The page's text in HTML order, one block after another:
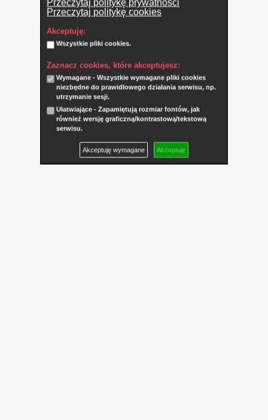
Przeczytaj politykę prywatności
Przeczytaj politykę cookies
Akceptuję:
Wszystkie pliki cookies.
Zaznacz cookies, które akceptujesz:
Wymagane - Wszystkie wymagane pliki cookies
niezbędne do prawidłowego działania serwisu, np.
utrzymanie sesji.
Ułatwiające - Zapamiętują rozmiar fontów, jak
również wersję graficzną/kontrastową/tekstową
serwisu.
Akceptuję wymagane Akceptuję